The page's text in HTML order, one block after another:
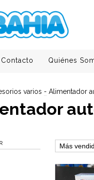
Contacto Quiénes
varios - Alimentador